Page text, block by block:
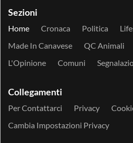
Sezioni
Home Cronaca Politica
Made In Canavese
QC Animali
L'Opinione
Comuni
Collegamenti
Per Contattarci Privacy
Cambia Impostazioni Privacy